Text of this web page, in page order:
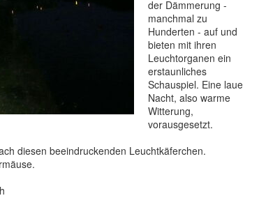
der Dämmerung -
manchmal zu
Hunderten - auf und
bieten mit ihren
Leuchtorganen ein
erstaunliches
Schauspiel. Eine laue
Nacht, also warme
Witterung,
vorausgesetzt.
diesen beeindruckenden Leuchtkäferchen.